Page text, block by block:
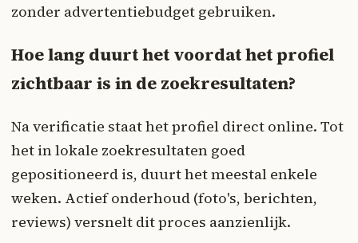
zonder advertentiebudget gebruiken.
Hoe lang duurt het voordat het profiel
zichtbaar is in de zoekresultaten?
Na verificatie staat het profiel direct online. Tot
het in lokale zoekresultaten goed
gepositioneerd is, duurt het meestal enkele
weken. Actief onderhoud (foto's, berichten,
reviews) versnelt dit proces aanzienlijk.